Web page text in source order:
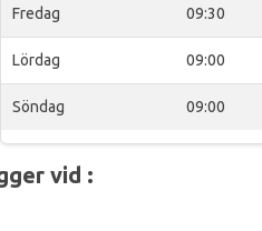
Fredag 09:30
Lördag 09:00
Söndag 09:00
vid :